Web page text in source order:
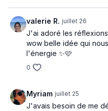
4 exercices no break x 3
Roll down + jab jab x 2
Step up to front kick x 30/
Plank
valerie R. juillet 26
J'ai adoré les
wow belle idée qui
l'énergie ✨️🩷
0
Myriam juillet 25
J'avais besoin de me